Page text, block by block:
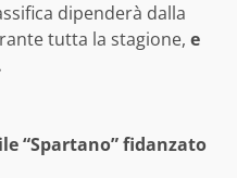
dipenderà dalla
tutta la stagione, e
“Spartano” fidanzato